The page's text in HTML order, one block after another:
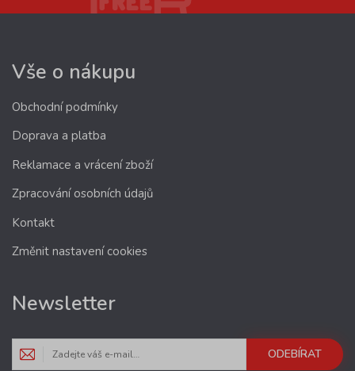
Vše o nákupu
Obchodní podmínky
Doprava a platba
Reklamace a vrácení zboží
Zpracování osobních údajů
Kontakt
Změnit nastavení cookies
Newsletter
ODEBÍRAT